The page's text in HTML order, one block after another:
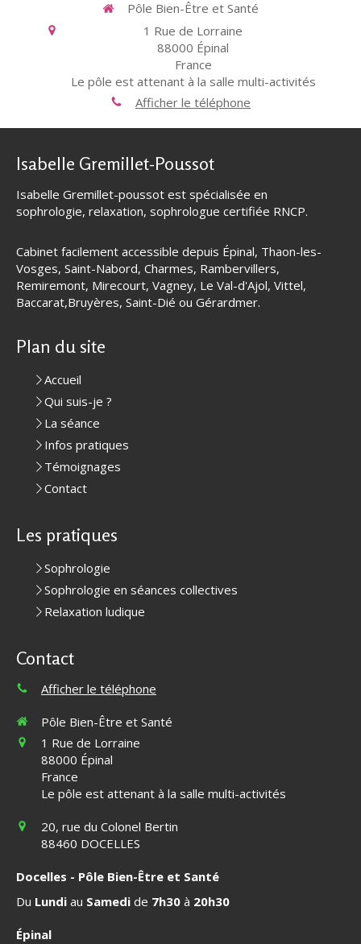
Pôle Bien-Être et Santé
1 Rue de Lorraine
88000 Épinal
France
Le pôle est attenant à la salle multi-activités
Afficher le téléphone
Isabelle Gremillet-Poussot
Isabelle Gremillet-poussot est spécialisée en
sophrologie, relaxation, sophrologue certifiée RNCP.
Cabinet facilement accessible depuis Épinal, Thaon-les-
Vosges, Saint-Nabord, Charmes, Rambervillers,
Remiremont, Mirecourt, Vagney, Le Val-d'Ajol, Vittel,
Baccarat,Bruyères, Saint-Dié ou Gérardmer.
Plan du site
Accueil
Qui suis-je ?
La séance
Infos pratiques
Témoignages
Contact
Les pratiques
Sophrologie
Sophrologie en séances collectives
Relaxation ludique
Contact
Afficher le téléphone
Pôle Bien-Être et Santé
1 Rue de Lorraine
88000 Épinal
France
Le pôle est attenant à la salle multi-activités
20, rue du Colonel Bertin
88460 DOCELLES
Docelles - Pôle Bien-Être et Santé
Du Lundi au Samedi de 7h30 à 20h30
Épinal